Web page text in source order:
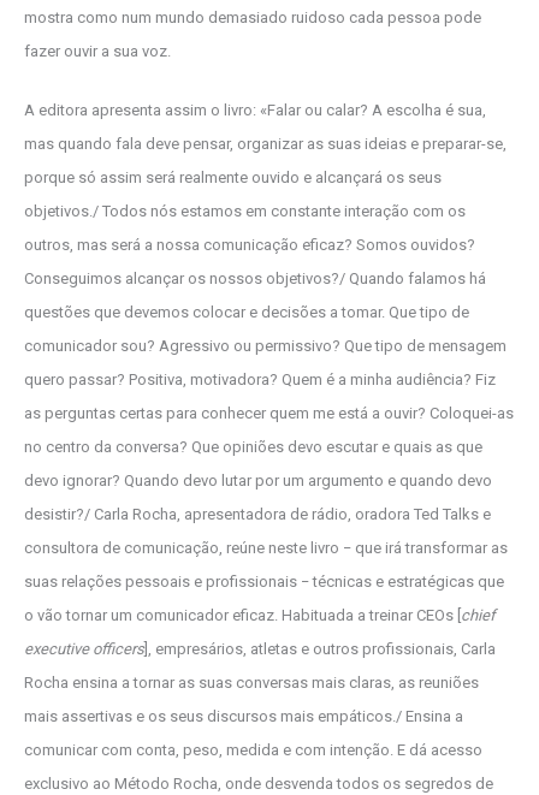
mostra como num mundo demasiado ruidoso cada pessoa pode
fazer ouvir a sua voz.
A editora apresenta assim o livro: «Falar ou calar? A escolha é sua,
mas quando fala deve pensar, organizar as suas ideias e preparar-se,
porque só assim será realmente ouvido e alcançará os seus
objetivos./ Todos nós estamos em constante interação com os
outros, mas será a nossa comunicação eficaz? Somos ouvidos?
Conseguimos alcançar os nossos objetivos?/ Quando falamos há
questões que devemos colocar e decisões a tomar. Que tipo de
comunicador sou? Agressivo ou permissivo? Que tipo de mensagem
quero passar? Positiva, motivadora? Quem é a minha audiência? Fiz
as perguntas certas para conhecer quem me está a ouvir? Coloquei-as
no centro da conversa? Que opiniões devo escutar e quais as que
devo ignorar? Quando devo lutar por um argumento e quando devo
desistir?/ Carla Rocha, apresentadora de rádio, oradora Ted Talks e
consultora de comunicação, reúne neste livro − que irá transformar as
suas relações pessoais e profissionais − técnicas e estratégicas que
o vão tornar um comunicador eficaz. Habituada a treinar CEOs [ chief
executive officers], empresários, atletas e outros profissionais, Carla
Rocha ensina a tornar as suas conversas mais claras, as reuniões
mais assertivas e os seus discursos mais empáticos./ Ensina a
comunicar com conta, peso, medida e com intenção. E dá acesso
exclusivo ao Método Rocha, onde desvenda todos os segredos de